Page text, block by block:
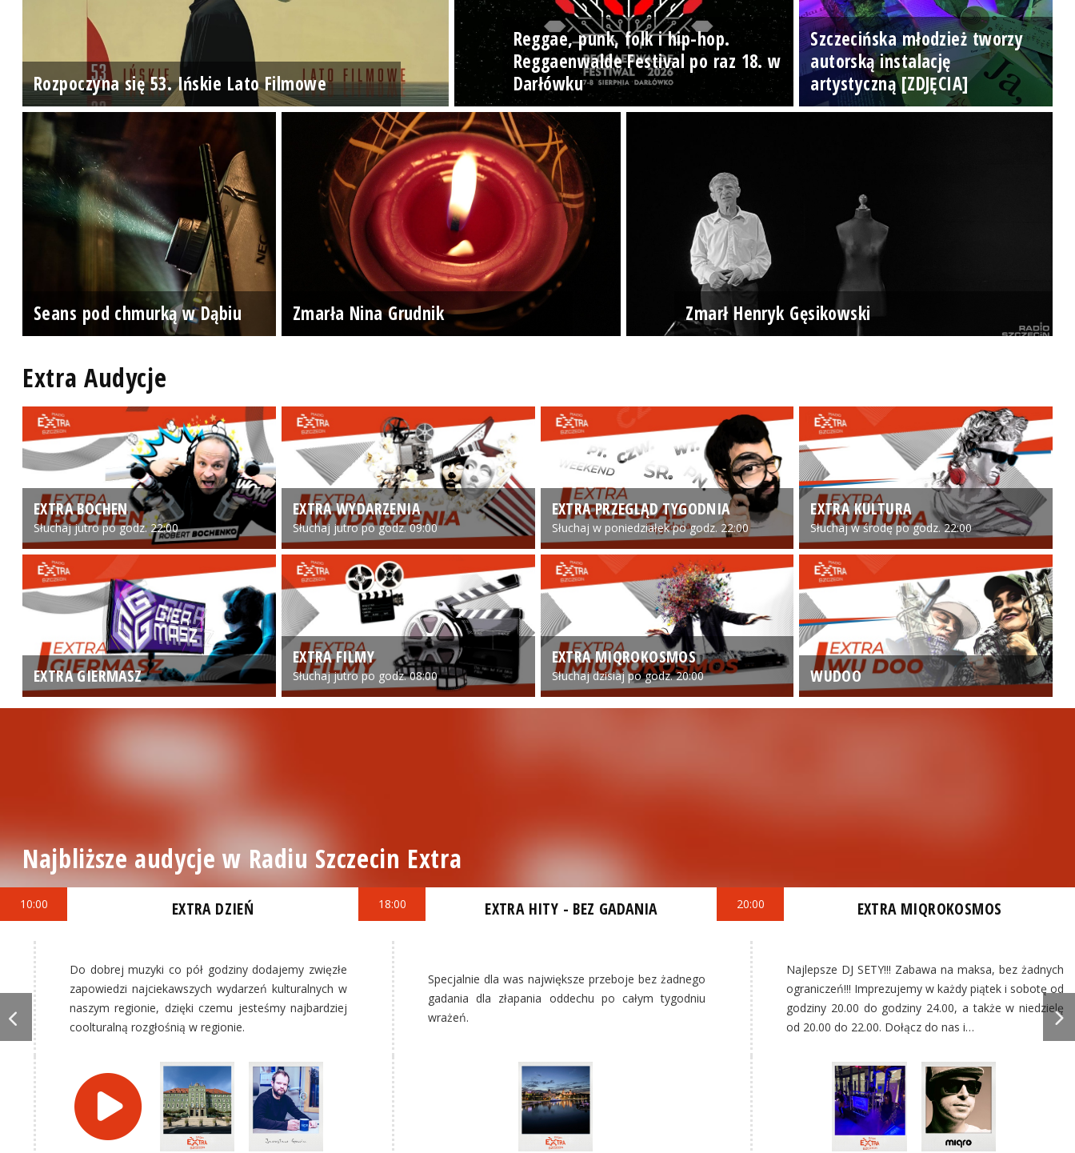
Rozpoczyna się 53. Ińskie Lato Filmowe
Reggae, punk, folk i hip-hop.
Reggaenwalde Festival po raz 18. w
Darłówku
Szczecińska młodzież tworzy
autorską instalację
artystyczną [ZDJĘCIA]
Seans pod chmurką w Dąbiu Zmarła Nina Grudnik Zmarł Henryk Gęsikowski
Extra Audycje
EXTRA BOCHEN
Słuchaj jutro po godz. 22:00
EXTRA WYDARZENIA
Słuchaj jutro po godz. 09:00
EXTRA PRZEGLĄD TYGODNIA
Słuchaj w poniedziałek po godz. 22:00
EXTRA KULTURA
Słuchaj w środę po godz. 22:00
EXTRA GIERMASZ
EXTRA FILMY
Słuchaj jutro po godz. 08:00
EXTRA MIQROKOSMOS
Słuchaj dzisiaj po godz. 20:00 WUDOO
Najbliższe audycje w Radiu Szczecin Extra
10:00 EXTRA DZIEŃ
Do dobrej muzyki co pół godziny dodajemy zwięzłe
zapowiedzi najciekawszych wydarzeń kulturalnych w
naszym regionie, dzięki czemu jesteśmy najbardziej
coolturalną rozgłośnią w regionie.
18:00 EXTRA HITY - BEZ GADANIA
Specjalnie dla was największe przeboje bez żadnego
gadania dla złapania oddechu po całym tygodniu
wrażeń.
20:00 EXTRA MIQROKOSMOS
Najlepsze DJ SETY!!! Zabawa na maksa, bez żadnych
ograniczeń!!! Imprezujemy w każdy piątek i sobotę od
godziny 20.00 do godziny 24.00, a także w niedzielę
od 20.00 do 22.00. Dołącz do nas i…